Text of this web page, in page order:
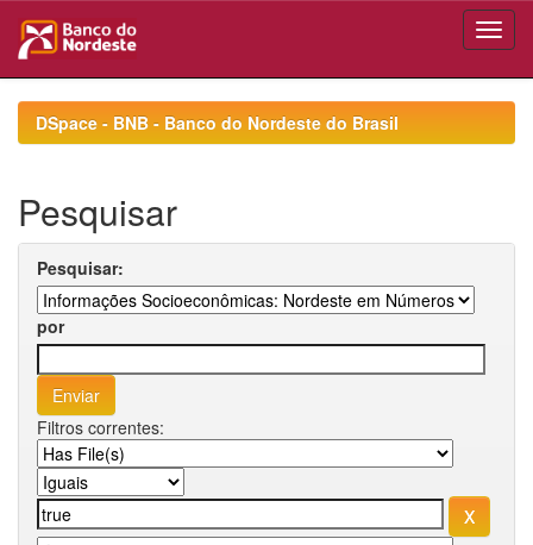
navigationDSpace - BNB - Banco do Nordeste do Brasil
Pesquisar
Pesquisar:
por
Filtros correntes: